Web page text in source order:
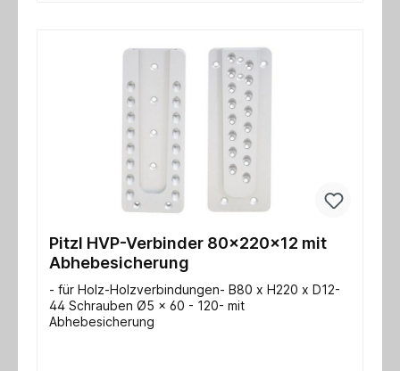
Pitzl HVP-Verbinder 80x220x12 mit
Abhebesicherung
- für Holz-Holzverbindungen- B80 x H220 x D12-
44 Schrauben Ø5 x 60 - 120- mit
Abhebesicherung